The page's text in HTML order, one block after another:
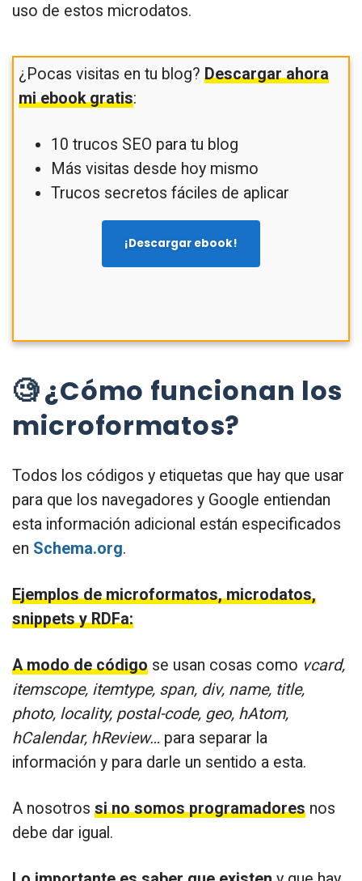
uso de estos microdatos.
¿Pocas visitas en tu blog? Descargar ahora
mi ebook gratis:
10 trucos SEO para tu blog
Más visitas desde hoy mismo
Trucos secretos fáciles de aplicar
¡Descargar ebook!
🧐 ¿Cómo funcionan los
microformatos?
Todos los códigos y etiquetas que hay que usar
para que los navegadores y Google entiendan
esta información adicional están especificados
en Schema.org.
Ejemplos de microformatos, microdatos,
snippets y RDFa:
A modo de código se usan cosas como vcard,
itemscope, itemtype, span, div, name, title,
photo, locality, postal-code, geo, hAtom,
hCalendar, hReview… para separar la
información y para darle un sentido a esta.
A nosotros si no somos programadores nos
debe dar igual.